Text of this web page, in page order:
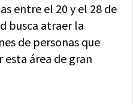
entre el 20 y el 28 de
busca atraer la
de personas que
área de gran